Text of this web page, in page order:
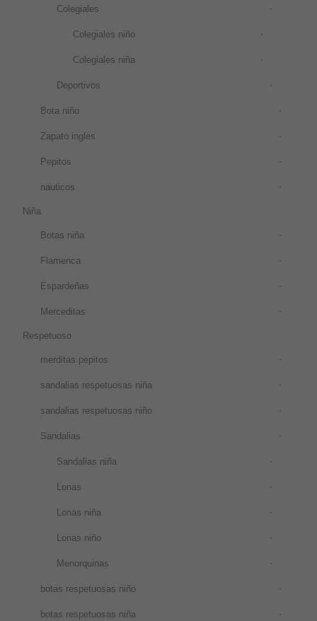
Colegiales
Colegiales niño
Colegiales niña
Deportivos
Bota niño
Zapato ingles
Pepitos
nauticos
Niña
Botas niña
Flamenca
Espardeñas
Merceditas
Respetuoso
merditas pepitos
sandalias respetuosas niña
sandalias respetuosas niño
Sandalias
Sandalias niña
Lonas
Lonas niña
Lonas niño
Menorquinas
botas respetuosas niño
botas respetuosas niña